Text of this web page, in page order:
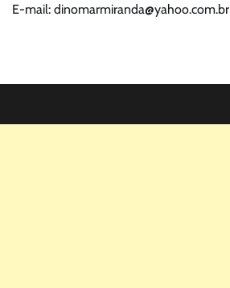
E-mail: dinomarmiranda@yahoo.com.br